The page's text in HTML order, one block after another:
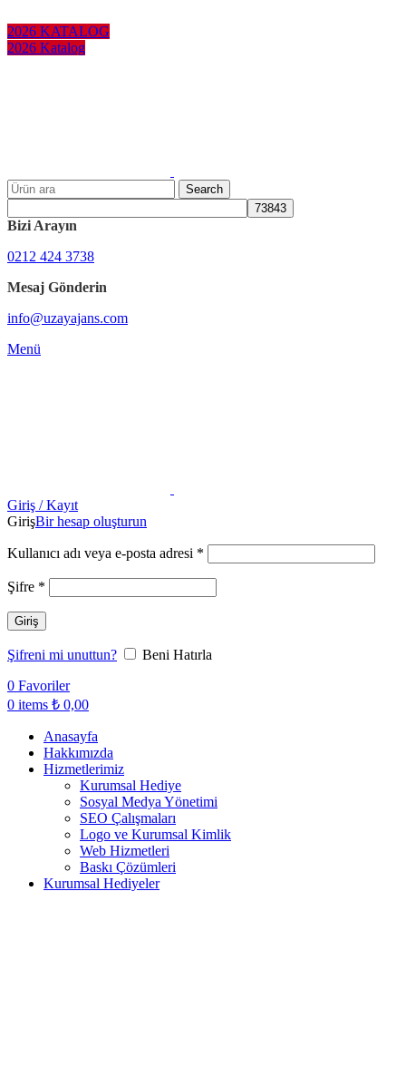
2026 KATALOG
2026 Katalog
Search
Bizi Arayın
0212 424 3738
Mesaj Gönderin
info@uzayajans.com
Menü
Giriş / Kayıt
GirişBir hesap oluşturun
Kullanıcı adı veya e-posta adresi *
Şifre *
Giriş
Şifreni mi unuttun?
Beni Hatırla
0 Favoriler
0 items ₺ 0,00
Anasayfa
Hakkımızda
Hizmetlerimiz
Kurumsal Hediye
Sosyal Medya Yönetimi
SEO Çalışmaları
Logo ve Kurumsal Kimlik
Web Hizmetleri
Baskı Çözümleri
Kurumsal Hediyeler